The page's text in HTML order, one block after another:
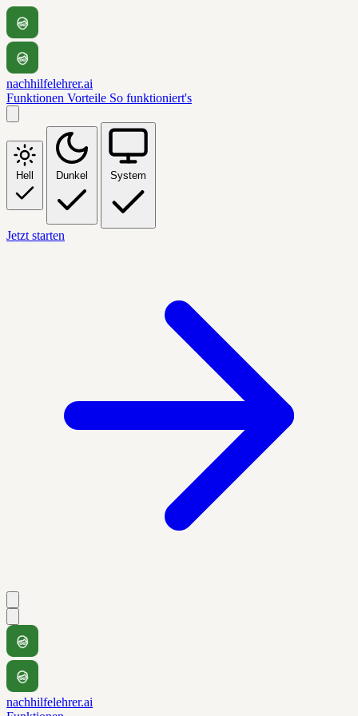
nachhilfelehrer.ai
Funktionen Vorteile So funktioniert's
Hell Dunkel System
Jetzt starten
nachhilfelehrer.ai